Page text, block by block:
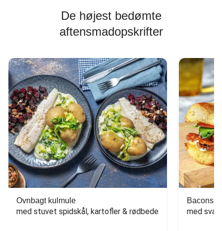
De højest bedømte
aftensmadopskrifter
Ovnbagt kulmule
med stuvet spidskål, kartofler & rødbede med